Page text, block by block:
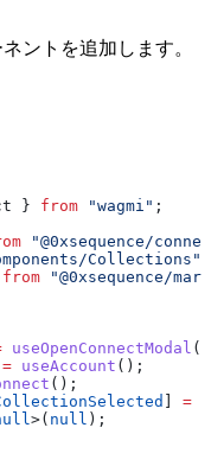
ントを追加します。
} from "wagmi" ;
"@0xsequence/
Collections"
from "@0xsequence/
useOpenConnectModal
= useAccount ();
();
=
>( null );